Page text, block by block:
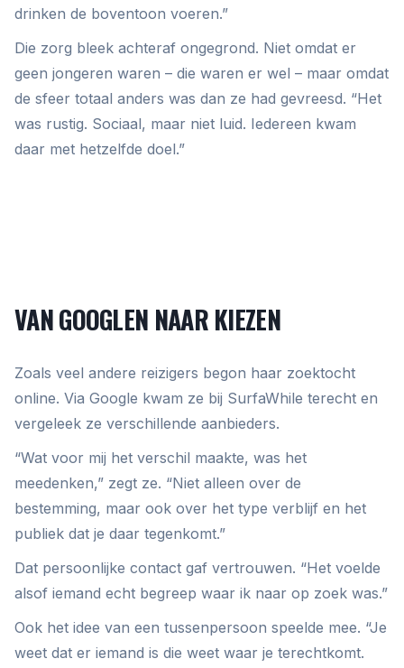
drinken de boventoon voeren.”
Die zorg bleek achteraf ongegrond. Niet omdat er
geen jongeren waren – die waren er wel – maar omdat
de sfeer totaal anders was dan ze had gevreesd. “Het
was rustig. Sociaal, maar niet luid. Iedereen kwam
daar met hetzelfde doel.”
VAN GOOGLEN NAAR KIEZEN
Zoals veel andere reizigers begon haar zoektocht
online. Via Google kwam ze bij SurfaWhile terecht en
vergeleek ze verschillende aanbieders.
“Wat voor mij het verschil maakte, was het
meedenken,” zegt ze. “Niet alleen over de
bestemming, maar ook over het type verblijf en het
publiek dat je daar tegenkomt.”
Dat persoonlijke contact gaf vertrouwen. “Het voelde
alsof iemand echt begreep waar ik naar op zoek was.”
Ook het idee van een tussenpersoon speelde mee. “Je
weet dat er iemand is die weet waar je terechtkomt.